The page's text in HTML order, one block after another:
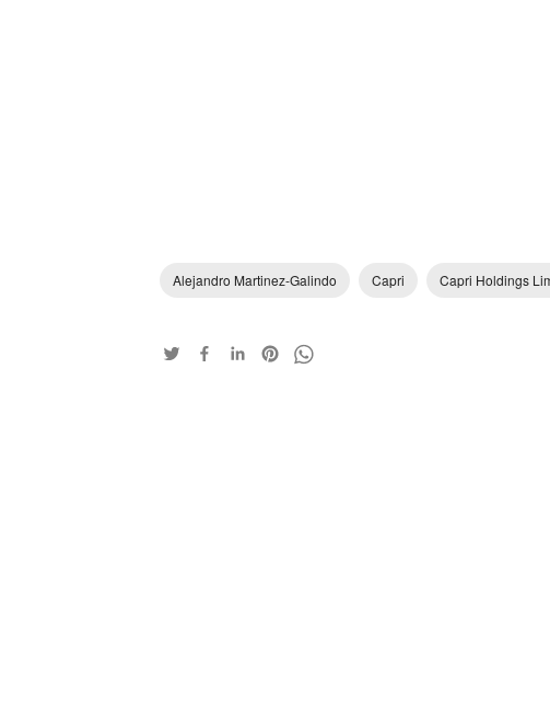
Alejandro Martinez-Galindo Capri Capri Holdings